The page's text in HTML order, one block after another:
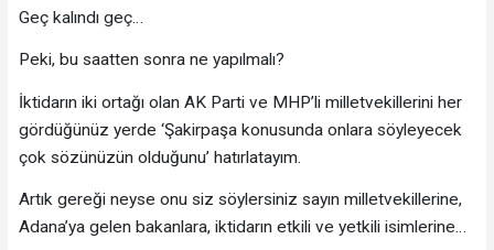
Geç kalındı geç…
Peki, bu saatten sonra ne yapılmalı?
İktidarın iki ortağı olan AK Parti ve MHP’li milletvekillerini her
gördüğünüz yerde ‘Şakirpaşa konusunda onlara söyleyecek
çok sözünüzün olduğunu’ hatırlatayım.
Artık gereği neyse onu siz söylersiniz sayın milletvekillerine,
Adana’ya gelen bakanlara, iktidarın etkili ve yetkili isimlerine…